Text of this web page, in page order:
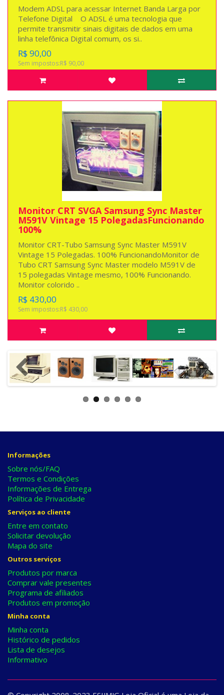
Modem ADSL para acessar Internet Banda Larga por
Telefone Digital O ADSL é uma tecnologia que
permite transmitir sinais digitais de dados em uma
linha telefônica Digital comum, os si..
R$ 90,00
Sem impostos:R$ 90,00
Monitor CRT SVGA Samsung Sync Master
M591V Vintage 15 PolegadasFuncionando
100%
Monitor CRT-Tubo Samsung Sync Master M591V
Vintage 15 Polegadas. 100% FuncionandoMonitor de
Tubo CRT Samsung Sync Master modelo M591V de
15 polegadas Vintage mesmo, 100% Funcionando.
Monitor colorido ..
R$ 430,00
Sem impostos:R$ 430,00
Informações
Sobre nós/FAQ
Termos e Condições
Informações de Entrega
Política de Privacidade
Serviços ao cliente
Entre em contato
Solicitar devolução
Mapa do site
Outros serviços
Produtos por marca
Comprar vale presentes
Programa de afiliados
Produtos em promoção
Minha conta
Minha conta
Histórico de pedidos
Lista de desejos
Informativo